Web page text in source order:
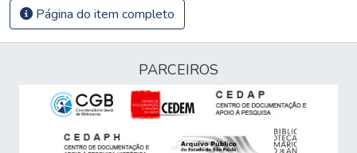
Página do item completo
PARCEIROS